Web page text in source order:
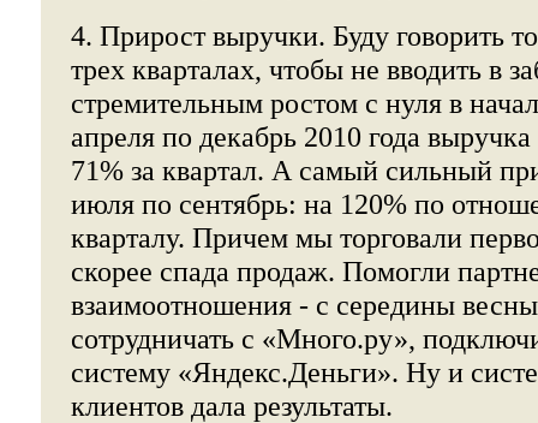
4. Прирост выручки. Буду говорить
трех кварталах, чтобы не вводить в
стремительным ростом с нуля в
апреля по декабрь 2010 года
71% за квартал. А самый сильный
июля по сентябрь: на 120% по
кварталу. Причем мы торговали
скорее спада продаж. Помогли
взаимоотношения - с середины
сотрудничать с «Много.ру»,
систему «Яндекс.Деньги». Ну и
клиентов дала результаты.